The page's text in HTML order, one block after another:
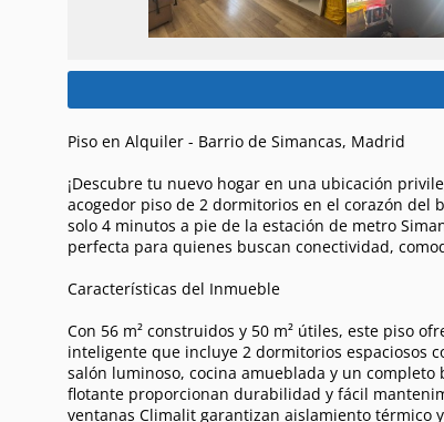
Piso en Alquiler - Barrio de Simancas, Madrid
¡Descubre tu nuevo hogar en una ubicación
acogedor piso de 2 dormitorios en el corazón del
solo 4 minutos a pie de la estación de metro
perfecta para quienes buscan conectividad,
Características del Inmueble
Con 56 m² construidos y 50 m² útiles, este piso
inteligente que incluye 2 dormitorios espaciosos
salón luminoso, cocina amueblada y un completo
flotante proporcionan durabilidad y fácil
ventanas Climalit garantizan aislamiento térmico